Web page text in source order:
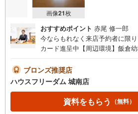
画像21枚
おすすめポイント 赤尾 修一郎
今ならもれなく来店予約者に限
カード進呈中【周辺環境】飯倉
校 徒歩6分（464m）にしてつ
歩9分（656m）ハウスフリーダ
物件が豊富】地域密着型の不動
良区・中央区・南区・春日市・
数取り扱っております。福岡県
ブロンズ推奨店
ハウスフリーダム 城南店
資料をもらう （無料）